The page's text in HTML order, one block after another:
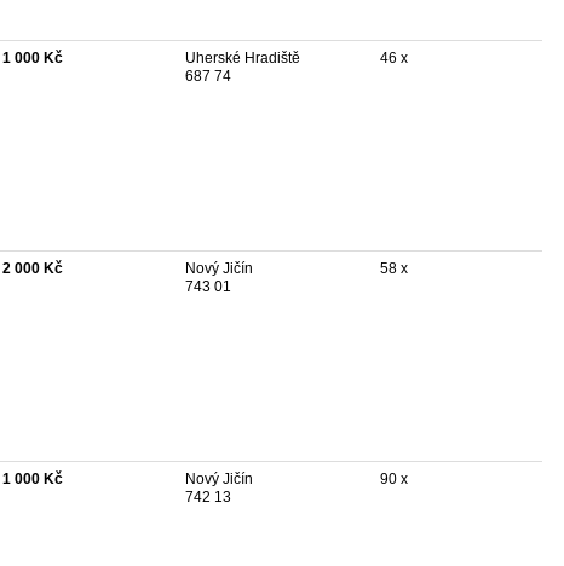
1 000 Kč
Uherské Hradiště
687 74
46 x
2 000 Kč
Nový Jičín
743 01
58 x
1 000 Kč
Nový Jičín
742 13
90 x